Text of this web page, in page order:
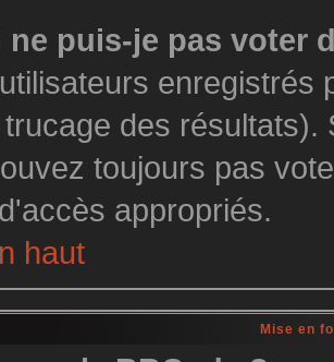
ne puis-je pas voter
enregistrés
des
toujours pas
appropriés.
haut
Mise en